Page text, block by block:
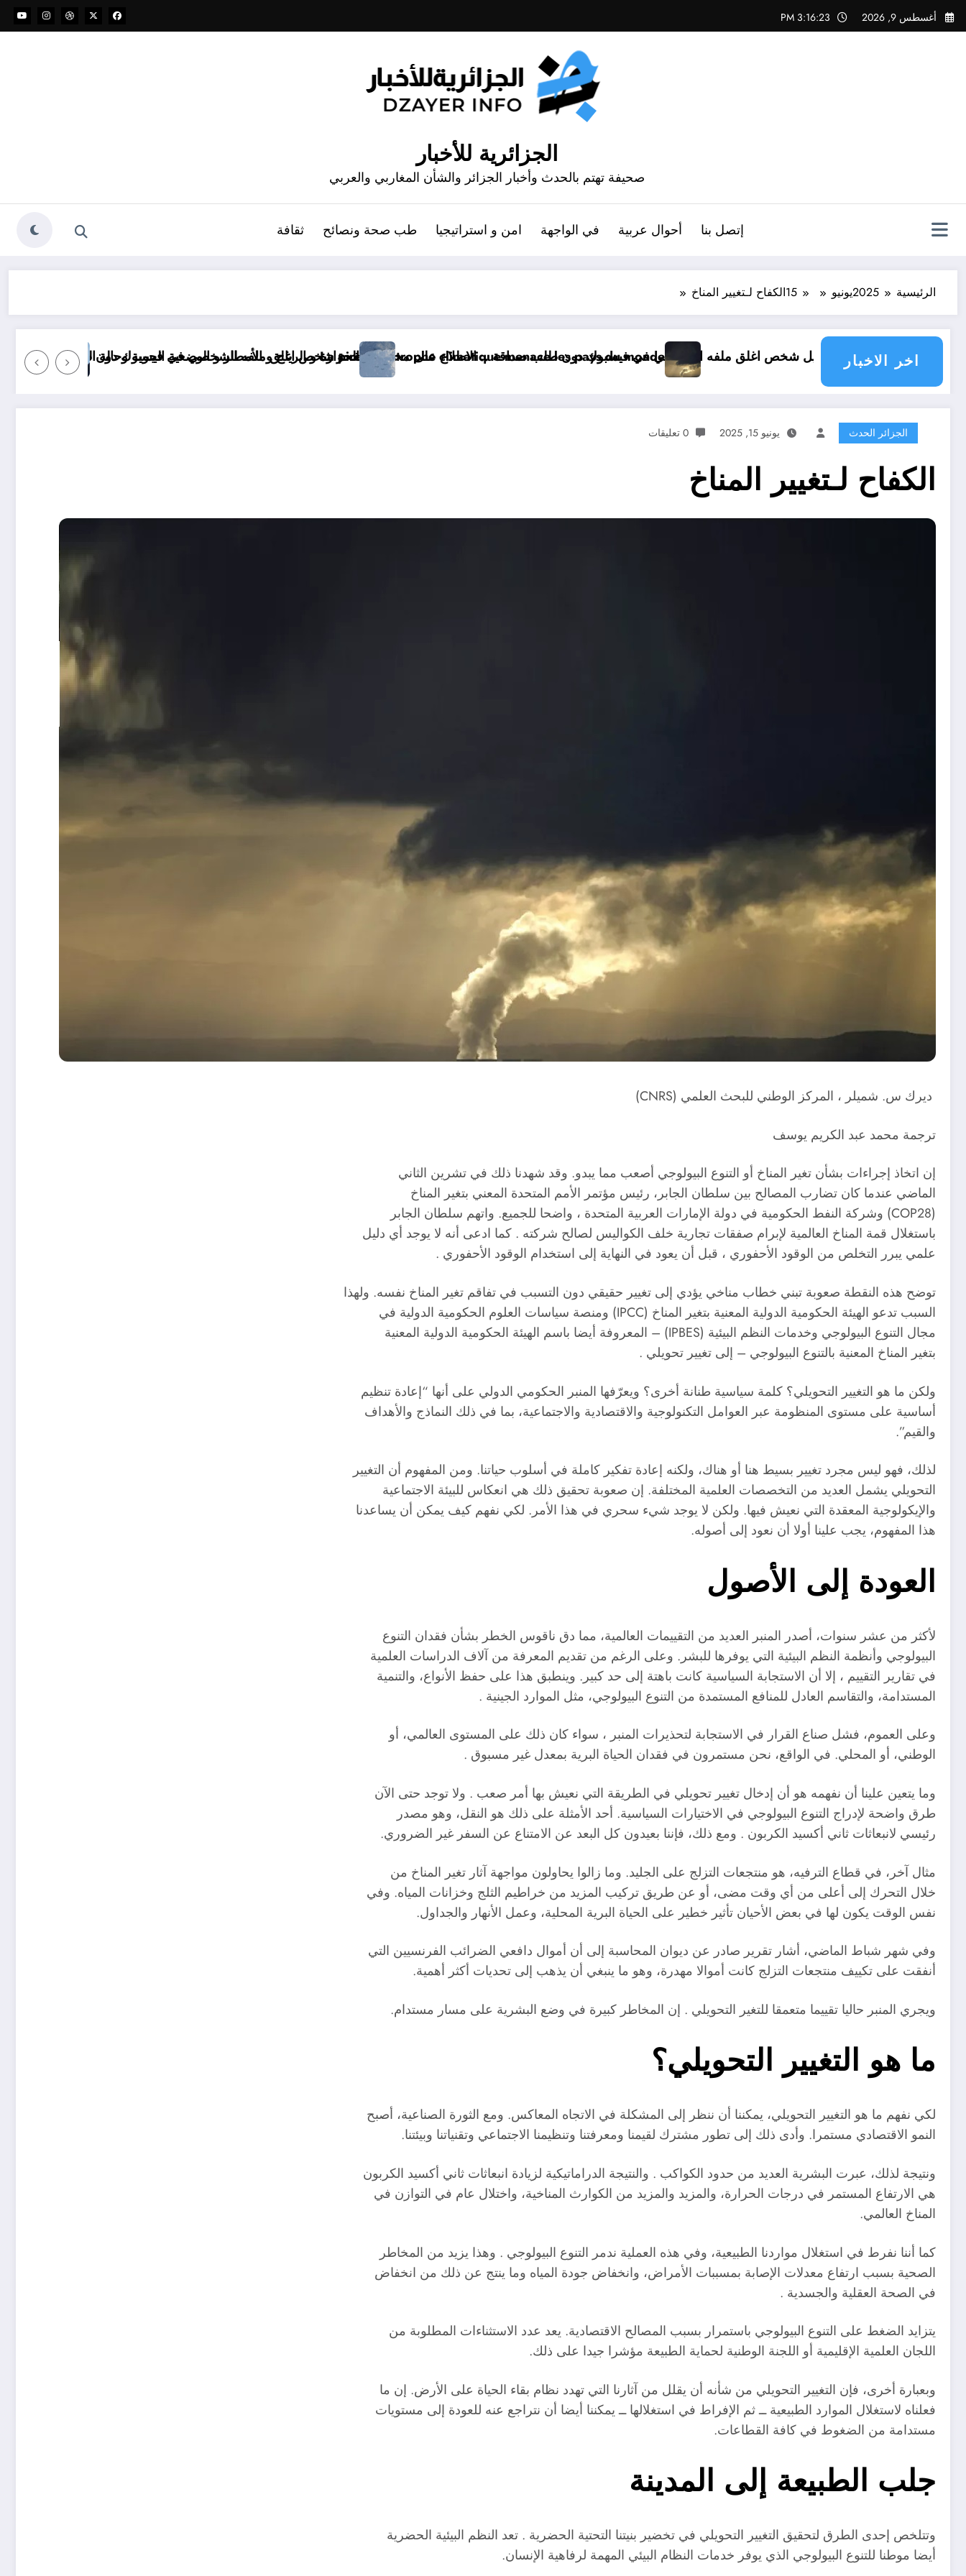
التجاوز
إلى
أغسطس 9, 2026 3:16:25 PM
الجزائرية للأخبار
صحيفة تهتم بالحدث وأخبار الجزائر والشأن المغاربي والعربي
إتصل بنا أحوال عربية في الواجهة امن و استراتيجيا طب صحة ونصائح ثقافة
الرئيسية 2025يونيو 15الكفاح لـتغيير المناخ
اخر الاخبار
ملفه الشخصي في فيسبوك دون طلب صداقة .. الاطلاع على محتوى صفحة شخص اغلق ملفه الشخصي في فيسبوك دون طلب صداقة
La pire catastrophe climatique menace les pays du mondeالحرارة و الرياح و الأمطار و الوضعية الجوية وحالة البحر في الولايات الجزائرية اليوم موعد انخفاض الحرارة في ولايات الجزائر
الجزائر الحدث يونيو 15, 2025 0 تعليقات
الكفاح لـتغيير المناخ
ديرك س. شميلر ، المركز الوطني للبحث العلمي (CNRS)
ترجمة محمد عبد الكريم يوسف
إن اتخاذ إجراءات بشأن تغير المناخ أو التنوع البيولوجي أصعب مما يبدو. وقد شهدنا ذلك في تشرين الثاني
الماضي عندما كان تضارب المصالح بين سلطان الجابر، رئيس مؤتمر الأمم المتحدة المعني بتغير المناخ
(COP28) وشركة النفط الحكومية في دولة الإمارات العربية المتحدة ، واضحا للجميع. واتهم سلطان الجابر
باستغلال قمة المناخ العالمية لإبرام صفقات تجارية خلف الكواليس لصالح شركته . كما ادعى أنه لا يوجد أي دليل
علمي يبرر التخلص من الوقود الأحفوري ، قبل أن يعود في النهاية إلى استخدام الوقود الأحفوري .
توضح هذه النقطة صعوبة تبني خطاب مناخي يؤدي إلى تغيير حقيقي دون التسبب في تفاقم تغير المناخ نفسه. ولهذا
السبب تدعو الهيئة الحكومية الدولية المعنية بتغير المناخ (IPCC) ومنصة سياسات العلوم الحكومية الدولية في
مجال التنوع البيولوجي وخدمات النظم البيئية (IPBES) – المعروفة أيضا باسم الهيئة الحكومية الدولية المعنية
بتغير المناخ المعنية بالتنوع البيولوجي – إلى تغيير تحويلي .
ولكن ما هو التغيير التحويلي؟ كلمة سياسية طنانة أخرى؟ ويعرّفها المنبر الحكومي الدولي على أنها “إعادة تنظيم
أساسية على مستوى المنظومة عبر العوامل التكنولوجية والاقتصادية والاجتماعية، بما في ذلك النماذج والأهداف
والقيم”.
لذلك، فهو ليس مجرد تغيير بسيط هنا أو هناك، ولكنه إعادة تفكير كاملة في أسلوب حياتنا. ومن المفهوم أن التغيير
التحويلي يشمل العديد من التخصصات العلمية المختلفة. إن صعوبة تحقيق ذلك هي انعكاس للبيئة الاجتماعية
والإيكولوجية المعقدة التي نعيش فيها. ولكن لا يوجد شيء سحري في هذا الأمر. لكي نفهم كيف يمكن أن يساعدنا
هذا المفهوم، يجب علينا أولا أن نعود إلى أصوله.
العودة إلى الأصول
لأكثر من عشر سنوات، أصدر المنبر العديد من التقييمات العالمية، مما دق ناقوس الخطر بشأن فقدان التنوع
البيولوجي وأنظمة النظم البيئية التي يوفرها للبشر. وعلى الرغم من تقديم المعرفة من آلاف الدراسات العلمية
في تقارير التقييم ، إلا أن الاستجابة السياسية كانت باهتة إلى حد كبير. وينطبق هذا على حفظ الأنواع، والتنمية
المستدامة، والتقاسم العادل للمنافع المستمدة من التنوع البيولوجي، مثل الموارد الجينية .
وعلى العموم، فشل صناع القرار في الاستجابة لتحذيرات المنبر ، سواء كان ذلك على المستوى العالمي، أو
الوطني، أو المحلي. في الواقع، نحن مستمرون في فقدان الحياة البرية بمعدل غير مسبوق .
وما يتعين علينا أن نفهمه هو أن إدخال تغيير تحويلي في الطريقة التي نعيش بها أمر صعب . ولا توجد حتى الآن
طرق واضحة لإدراج التنوع البيولوجي في الاختيارات السياسية. أحد الأمثلة على ذلك هو النقل، وهو مصدر
رئيسي لانبعاثات ثاني أكسيد الكربون . ومع ذلك، فإننا بعيدون كل البعد عن الامتناع عن السفر غير الضروري.
مثال آخر، في قطاع الترفيه، هو منتجعات التزلج على الجليد. وما زالوا يحاولون مواجهة آثار تغير المناخ من
خلال التحرك إلى أعلى من أي وقت مضى، أو عن طريق تركيب المزيد من خراطيم الثلج وخزانات المياه. وفي
نفس الوقت يكون لها في بعض الأحيان تأثير خطير على الحياة البرية المحلية، وعمل الأنهار والجداول.
وفي شهر شباط الماضي، أشار تقرير صادر عن ديوان المحاسبة إلى أن أموال دافعي الضرائب الفرنسيين التي
أنفقت على تكييف منتجعات التزلج كانت أموالا مهدرة، وهو ما ينبغي أن يذهب إلى تحديات أكثر أهمية.
ويجري المنبر حاليا تقييما متعمقا للتغير التحويلي . إن المخاطر كبيرة في وضع البشرية على مسار مستدام.
ما هو التغيير التحويلي؟
لكي نفهم ما هو التغيير التحويلي، يمكننا أن ننظر إلى المشكلة في الاتجاه المعاكس. ومع الثورة الصناعية، أصبح
النمو الاقتصادي مستمرا. وأدى ذلك إلى تطور مشترك لقيمنا ومعرفتنا وتنظيمنا الاجتماعي وتقنياتنا وبيئتنا.
ونتيجة لذلك، عبرت البشرية العديد من حدود الكواكب . والنتيجة الدراماتيكية لزيادة انبعاثات ثاني أكسيد الكربون
هي الارتفاع المستمر في درجات الحرارة، والمزيد والمزيد من الكوارث المناخية، واختلال عام في التوازن في
المناخ العالمي.
كما أننا نفرط في استغلال مواردنا الطبيعية، وفي هذه العملية ندمر التنوع البيولوجي . وهذا يزيد من المخاطر
الصحية بسبب ارتفاع معدلات الإصابة بمسببات الأمراض، وانخفاض جودة المياه وما ينتج عن ذلك من انخفاض
في الصحة العقلية والجسدية .
يتزايد الضغط على التنوع البيولوجي باستمرار بسبب المصالح الاقتصادية. يعد عدد الاستثناءات المطلوبة من
اللجان العلمية الإقليمية أو اللجنة الوطنية لحماية الطبيعة مؤشرا جيدا على ذلك.
وبعبارة أخرى، فإن التغيير التحويلي من شأنه أن يقلل من آثارنا التي تهدد نظام بقاء الحياة على الأرض. إن ما
فعلناه لاستغلال الموارد الطبيعية ــ ثم الإفراط في استغلالها ــ يمكننا أيضا أن نتراجع عنه للعودة إلى مستويات
مستدامة من الضغوط في كافة القطاعات.
جلب الطبيعة إلى المدينة
وتتلخص إحدى الطرق لتحقيق التغيير التحويلي في تخضير بنيتنا التحتية الحضرية . تعد النظم البيئية الحضرية
أيضا موطنا للتنوع البيولوجي الذي يوفر خدمات النظام البيئي المهمة لرفاهية الإنسان.